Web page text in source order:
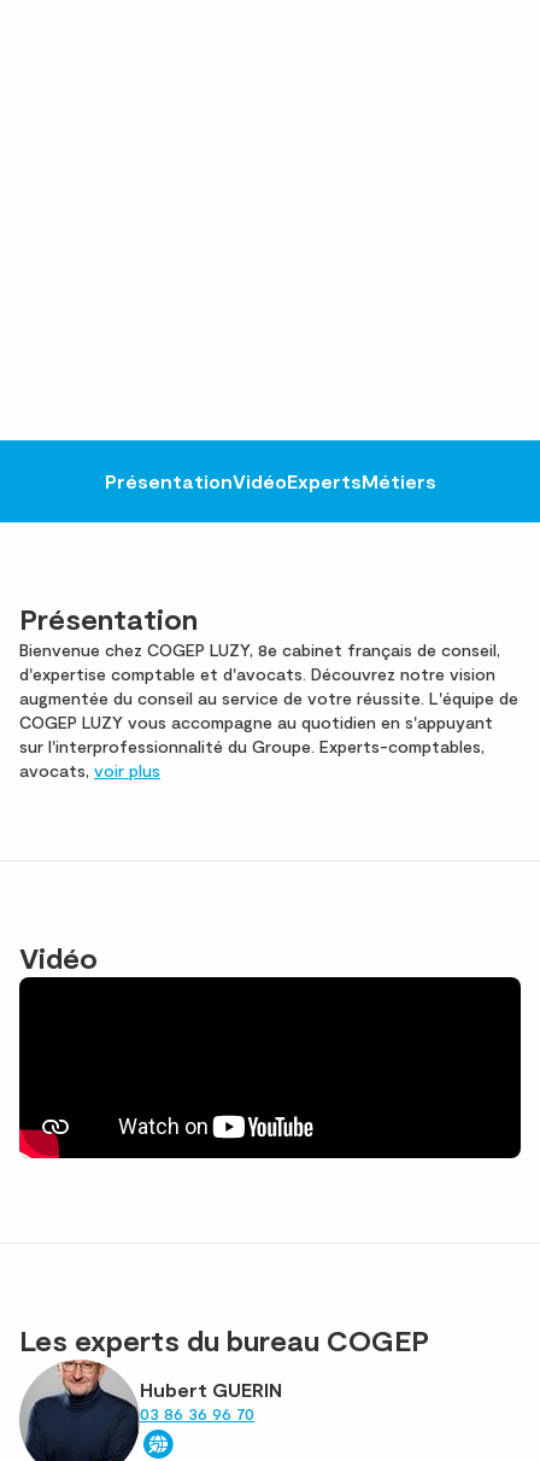
PrésentationVidéoExpertsMétiers
Présentation
Bienvenue chez COGEP LUZY, 8e cabinet français de conseil,
d'expertise comptable et d'avocats. Découvrez notre vision
augmentée du conseil au service de votre réussite. L'équipe de
COGEP LUZY vous accompagne au quotidien en s'appuyant
sur l'interprofessionnalité du Groupe. Experts-comptables,
avocats, voir plus
Vidéo
Les experts du bureau COGEP
Hubert GUERIN
03 86 36 96 70